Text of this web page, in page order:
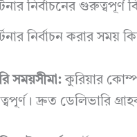
নির্বাচনের গুরুত্বপূর্ণ
নির্বাচন করার
সময়সীমা: কুরিয়ার
দ্রুত ডেলিভারি